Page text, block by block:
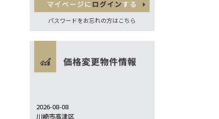
パスワードをお忘れの方はこちら
2026-08-08
川崎市高津区